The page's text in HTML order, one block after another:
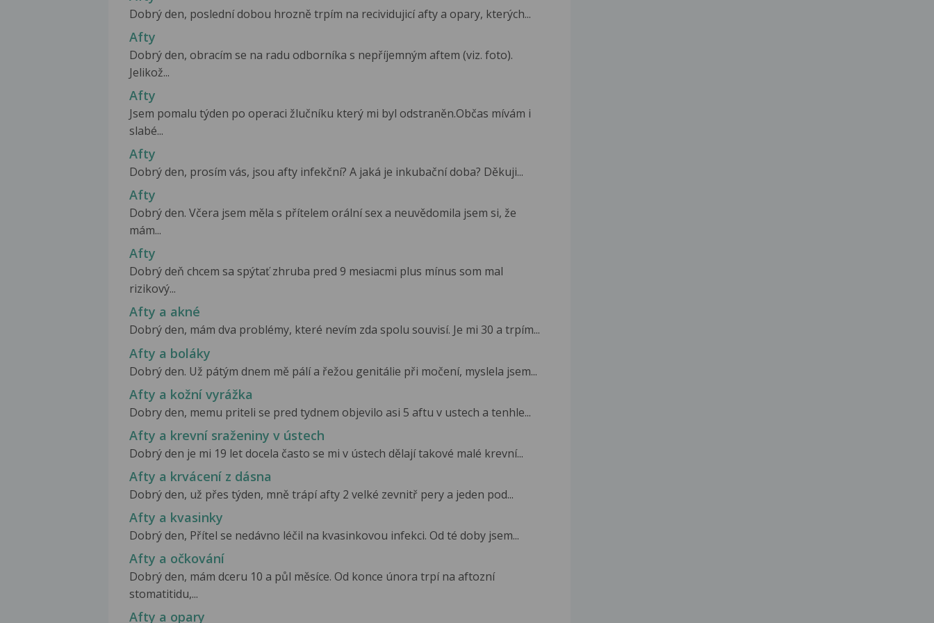
Dobrý den, poslední dobou hrozně trpím na recividujicí afty a opary, kterých...
Afty
Dobrý den, obracím se na radu odborníka s nepříjemným aftem (viz. foto).
Jelikož...
Afty
Jsem pomalu týden po operaci žlučníku který mi byl odstraněn.Občas mívám i
slabé...
Afty
Dobrý den, prosím vás, jsou afty infekční? A jaká je inkubační doba? Děkuji...
Afty
Dobrý den. Včera jsem měla s přítelem orální sex a neuvědomila jsem si, že
mám...
Afty
Dobrý deň chcem sa spýtať zhruba pred 9 mesiacmi plus mínus som mal
rizikový...
Afty a akné
Dobrý den, mám dva problémy, které nevím zda spolu souvisí. Je mi 30 a trpím...
Afty a boláky
Dobrý den. Už pátým dnem mě pálí a řežou genitálie při močení, myslela jsem...
Afty a kožní vyrážka
Dobry den, memu priteli se pred tydnem objevilo asi 5 aftu v ustech a tenhle...
Afty a krevní sraženiny v ústech
Dobrý den je mi 19 let docela často se mi v ústech dělají takové malé krevní...
Afty a krvácení z dásna
Dobrý den, už přes týden, mně trápí afty 2 velké zevnitř pery a jeden pod...
Afty a kvasinky
Dobrý den, Přítel se nedávno léčil na kvasinkovou infekci. Od té doby jsem...
Afty a očkování
Dobrý den, mám dceru 10 a půl měsíce. Od konce února trpí na aftozní
stomatitidu,...
Afty a opary